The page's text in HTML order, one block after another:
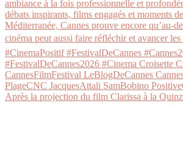
Après la projection du film Clarissa à la